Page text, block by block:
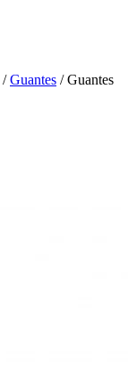
/Guantes / Guantes